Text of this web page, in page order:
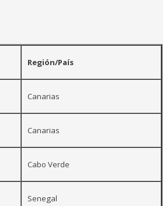
Región/País
Canarias
Canarias
Cabo Verde
Senegal